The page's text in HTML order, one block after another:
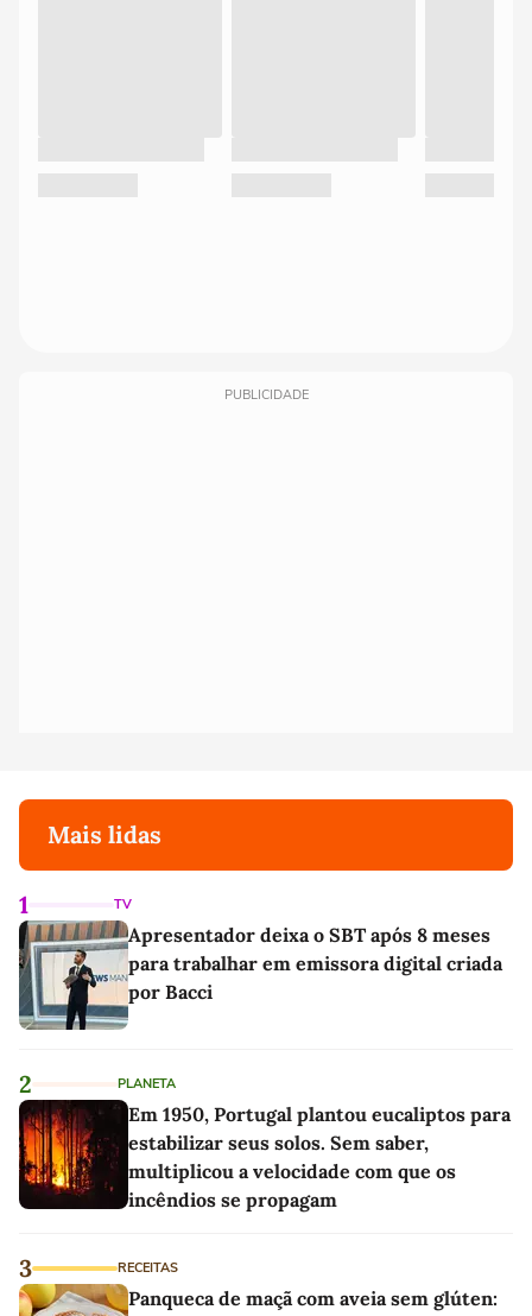
PUBLICIDADE
Mais lidas
1 TV
Apresentador deixa o SBT após 8 meses
para trabalhar em emissora digital criada
por Bacci
2 PLANETA
Em 1950, Portugal plantou eucaliptos para
estabilizar seus solos. Sem saber,
multiplicou a velocidade com que os
incêndios se propagam
3 RECEITAS
Panqueca de maçã com aveia sem glúten: